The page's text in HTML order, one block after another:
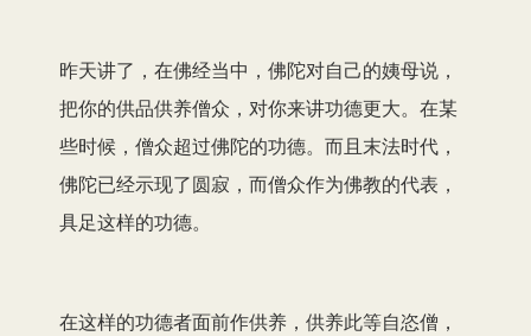
昨天讲了，在佛经当中，佛陀对自己的姨母说，
把你的供品供养僧众，对你来讲功德更大。在某
些时候，僧众超过佛陀的功德。而且末法时代，
佛陀已经示现了圆寂，而僧众作为佛教的代表，
具足这样的功德。
在这样的功德者面前作供养，供养此等自恣僧，